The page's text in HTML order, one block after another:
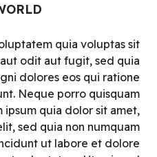
quia voluptas sit
odit aut fugit, sed quia
dolores eos qui ratione
Neque porro quisquam
ipsum quia dolor sit amet,
sed quia non numquam
ut labore et dolore